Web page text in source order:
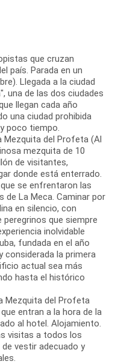
que cruzan
país. Parada en un
Llegada a la ciudad
una de las dos ciudades
llegan cada año
una ciudad prohibida
poco tiempo.
Mezquita del Profeta (Al
mezquita de 10
de visitantes,
donde está enterrado.
se enfrentaron las
La Meca. Caminar por
en silencio, con
que siempre
inolvidable
fundada en el año
considerada la primera
actual sea más
hasta el histórico
Mezquita del Profeta
entran a la hora de la
al hotel. Alojamiento.
visitas a todos los
vestir adecuado y